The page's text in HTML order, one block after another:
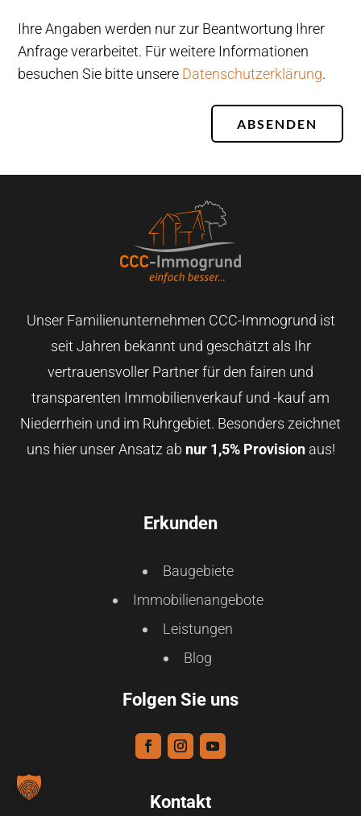
Ihre Angaben werden nur zur Beantwortung Ihrer
Anfrage verarbeitet. Für weitere Informationen
besuchen Sie bitte unsere Datenschutzerklärung.
ABSENDEN
Unser Familienunternehmen CCC-Immogrund ist
seit Jahren bekannt und geschätzt als Ihr
vertrauensvoller Partner für den fairen und
transparenten Immobilienverkauf und -kauf am
Niederrhein und im Ruhrgebiet. Besonders zeichnet
uns hier unser Ansatz ab nur 1,5% Provisionaus!
Erkunden
Baugebiete
Immobilienangebote
Leistungen
Blog
Folgen Sie uns
Kontakt